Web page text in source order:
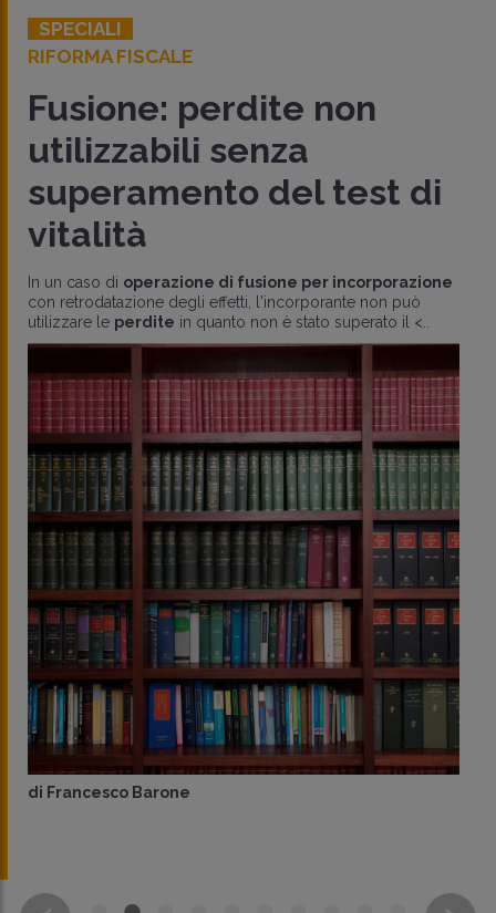
SPECIALI
RIFORMA FISCALE
Fusione: perdite non
utilizzabili senza
superamento del test di
vitalità
In un caso di operazione di fusione per incorporazione
con retrodatazione degli effetti, l'incorporante non può
utilizzare le perdite in quanto non è stato superato il <..
di Francesco Barone